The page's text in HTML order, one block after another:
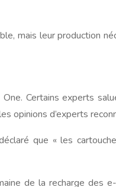
mais leur production
Certains experts
d’experts
que « les
de la recharge